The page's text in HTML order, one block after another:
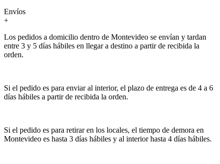
Envíos
+
Los pedidos a domicilio dentro de Montevideo se envían y tardan
entre 3 y 5 días hábiles en llegar a destino a partir de recibida la
orden.
Si el pedido es para enviar al interior, el plazo de entrega es de 4 a 6
días hábiles a partir de recibida la orden.
Si el pedido es para retirar en los locales, el tiempo de demora en
Montevideo es hasta 3 días hábiles y al interior hasta 4 días hábiles.